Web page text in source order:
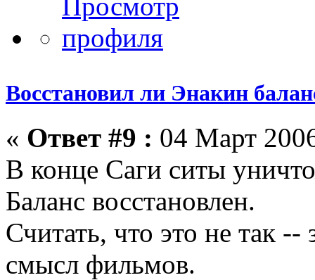
Восстановил ли Энакин
« Ответ #9 : 04 Март
В конце Саги ситы
Баланс восстановлен.
Считать, что это не так --
смысл фильмов.